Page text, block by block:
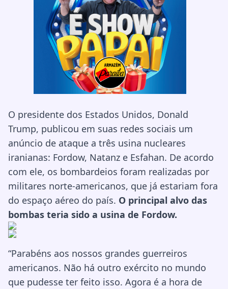
O presidente dos Estados Unidos, Donald
Trump, publicou em suas redes sociais um
anúncio de ataque a três usina nucleares
iranianas: Fordow, Natanz e Esfahan. De acordo
com ele, os bombardeios foram realizadas por
militares norte-americanos, que já estariam fora
do espaço aéreo do país. O principal alvo das
bombas teria sido a usina de Fordow.
“Parabéns aos nossos grandes guerreiros
americanos. Não há outro exército no mundo
que pudesse ter feito isso. Agora é a hora de